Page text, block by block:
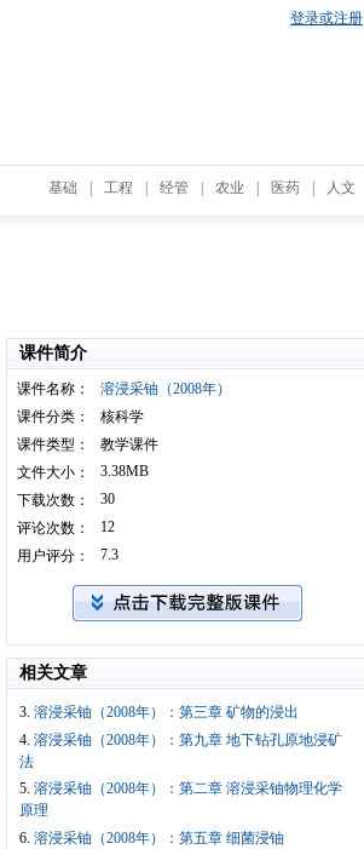
登录或注册
基础 工程 经管 农业 医药 人文
课件简介
课件名称：
溶浸采铀（2008年）
课件分类：
核科学
课件类型：
教学课件
文件大小：
3.38MB
下载次数：
30
评论次数：
12
用户评分：
7.3
相关文章
3. 溶浸采铀（2008年）：第三章 矿物的浸出
4. 溶浸采铀（2008年）：第九章 地下钻孔原地浸矿
法
5. 溶浸采铀（2008年）：第二章 溶浸采铀物理化学
原理
6. 溶浸采铀（2008年）：第五章 细菌浸铀